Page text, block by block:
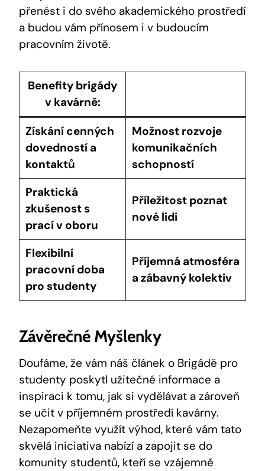
přenést i do svého akademického prostředí
a budou vám přínosem i v budoucím
pracovním životě.
Benefity brigády
v kavárně:
Získání cenných
dovedností a
kontaktů
Možnost rozvoje
komunikačních
schopností
Praktická
zkušenost s
prací v oboru
Příležitost poznat
nové lidi
Flexibilní
pracovní doba
pro studenty
Příjemná atmosféra
a zábavný kolektiv
Závěrečné Myšlenky
Doufáme, že vám náš článek o Brigádě pro
studenty poskytl užitečné informace a
inspiraci k tomu, jak si vydělávat a zároveň
se učit v příjemném prostředí kavárny.
Nezapomeňte využít výhod, které vám tato
skvělá iniciativa nabízí a zapojit se do
komunity studentů, kteří se vzájemně